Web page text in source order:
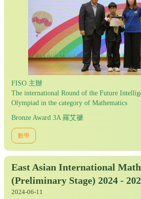
FISO 主辦
The international Round of the Future
Olympiad in the category of Mathematics
Bronze Award 3A 羅艾禠
數學
East Asian International
(Preliminary Stage) 2024 -
2024-06-11